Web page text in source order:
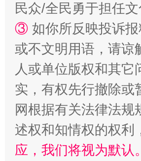
漫山遍野的桃花与雪山、麦地、白藏房
民众/全民勇于担任
③ 如你所反映投诉
或不文明用语，请谅
人或单位版权和其它
实，有权先行撤除或
网根据有关法律法
述权和知情权的权利
应，我们将视为默认